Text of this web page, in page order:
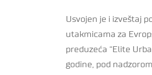
Usvojen je i izveštaj
utakmicama za
preduzeća “Elite
godine, pod